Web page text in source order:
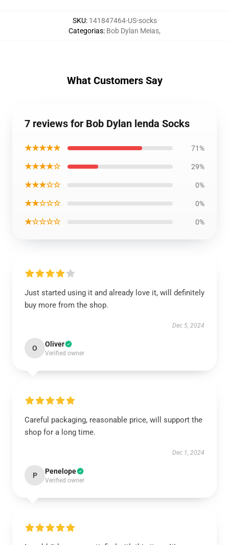
SKU: 141847464-US-socks
Categorias: Bob Dylan Meias,
What Customers Say
7 reviews for Bob Dylan lenda Socks
★★★★★ 71%
★★★★☆ 29%
★★★☆☆ 0%
★★☆☆☆ 0%
★☆☆☆☆ 0%
Just started using it and already love it, will definitely
buy more from the shop.
Dec 5, 2024
O Oliver
Verified owner
Careful packaging, reasonable price, will support the
shop for a long time.
Dec 1, 2024
P Penelope
Verified owner